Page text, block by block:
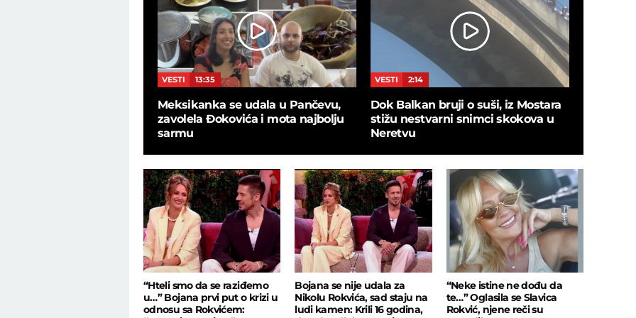
VESTI 13:35
Meksikanka se udala u Pančevu,
zavolela Đokovića i mota najbolju
sarmu
VESTI 2:14
Dok Balkan bruji o suši, iz Mostara
stižu nestvarni snimci skokova u
Neretvu
“Hteli smo da se raziđemo
u…” Bojana prvi put o krizi u
odnosu sa Rokvićem:
Bojana se nije udala za
Nikolu Rokvića, sad staju na
ludi kamen: Krili 16 godina,
“Neke istine ne dođu da
te…” Oglasila se Slavica
Rokvić, njene reči su